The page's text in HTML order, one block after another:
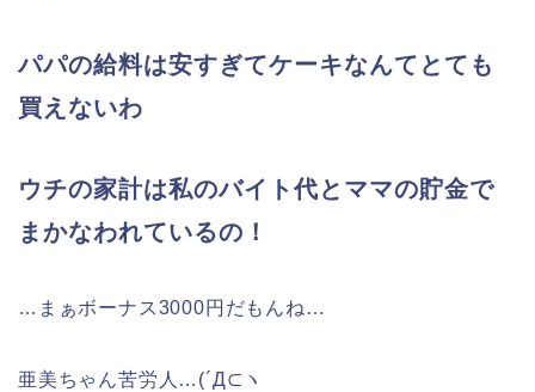
パパの給料は安すぎてケーキなんてとても
買えないわ
ウチの家計は私のバイト代とママの貯金で
まかなわれているの！
…まぁボーナス3000円だもんね…
亜美ちゃん苦労人…(´Д⊂ヽ